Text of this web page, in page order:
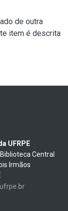
de outra
item é descrita
UFRPE
Central
Irmãos